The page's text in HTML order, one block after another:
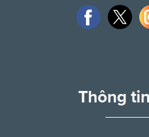
Thông